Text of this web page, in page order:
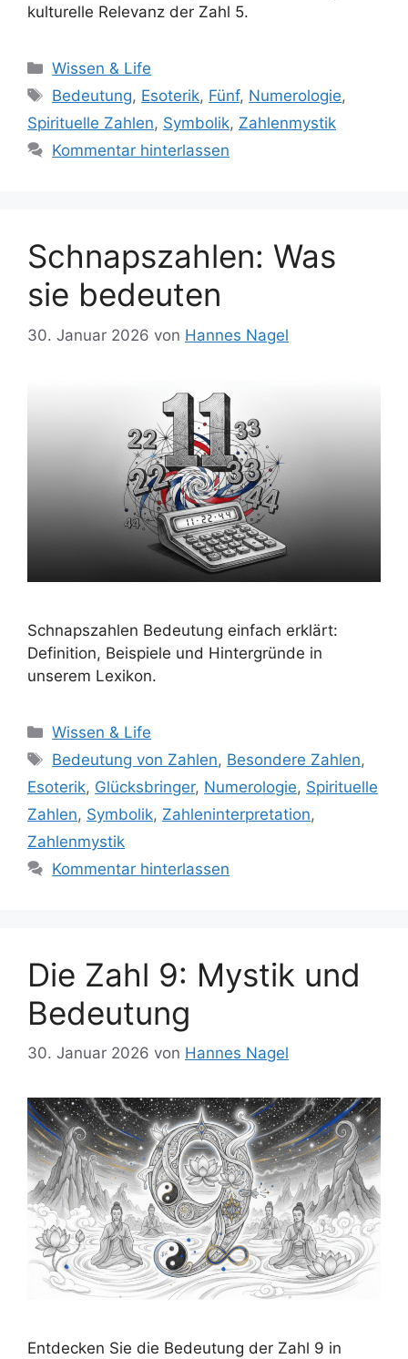
kulturelle Relevanz der Zahl 5.
Kategorien
Wissen & Life
Schlagwörter
Bedeutung, Esoterik, Fünf, Numerologie,
Spirituelle Zahlen, Symbolik, Zahlenmystik
Kommentar hinterlassen
Schnapszahlen: Was
sie bedeuten
30. Januar 2026 von Hannes Nagel
Schnapszahlen Bedeutung einfach erklärt:
Definition, Beispiele und Hintergründe in
unserem Lexikon.
Kategorien
Wissen & Life
Schlagwörter
Bedeutung von Zahlen, Besondere Zahlen,
Esoterik, Glücksbringer, Numerologie, Spirituelle
Zahlen, Symbolik, Zahleninterpretation,
Zahlenmystik
Kommentar hinterlassen
Die Zahl 9: Mystik und
Bedeutung
30. Januar 2026 von Hannes Nagel
Entdecken Sie die Bedeutung der Zahl 9 in